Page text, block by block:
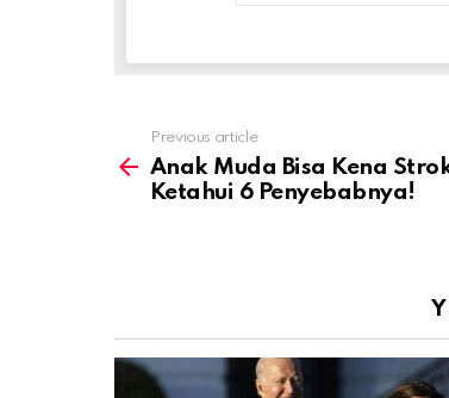
more
Previous article
Anak Muda Bisa Kena
Ketahui 6 Penyebabnya!